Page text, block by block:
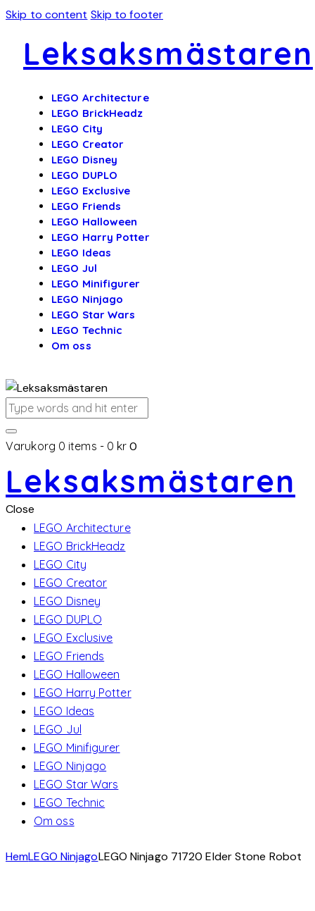
Skip to content Skip to footer
Leksaksmästaren
LEGO Architecture
LEGO BrickHeadz
LEGO City
LEGO Creator
LEGO Disney
LEGO DUPLO
LEGO Exclusive
LEGO Friends
LEGO Halloween
LEGO Harry Potter
LEGO Ideas
LEGO Jul
LEGO Minifigurer
LEGO Ninjago
LEGO Star Wars
LEGO Technic
Om oss
Varukorg 0 items - 0 kr 0
Leksaksmästaren
Close
LEGO Architecture
LEGO BrickHeadz
LEGO City
LEGO Creator
LEGO Disney
LEGO DUPLO
LEGO Exclusive
LEGO Friends
LEGO Halloween
LEGO Harry Potter
LEGO Ideas
LEGO Jul
LEGO Minifigurer
LEGO Ninjago
LEGO Star Wars
LEGO Technic
Om oss
HemLEGO NinjagoLEGO Ninjago 71720 Elder Stone Robot